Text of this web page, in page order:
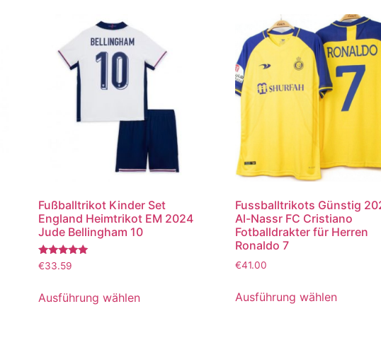
Fußballtrikot Kinder Set
England Heimtrikot EM 2024
Jude Bellingham 10
Bewertet
mit
von 5
€33.59
Ausführung wählen
Fussballtrikots Günstig
Al-Nassr FC Cristiano
Fotballdrakter für Herren
Ronaldo 7
€41.00
Ausführung wählen